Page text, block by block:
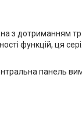
з дотриманням
функцій, ця
панель